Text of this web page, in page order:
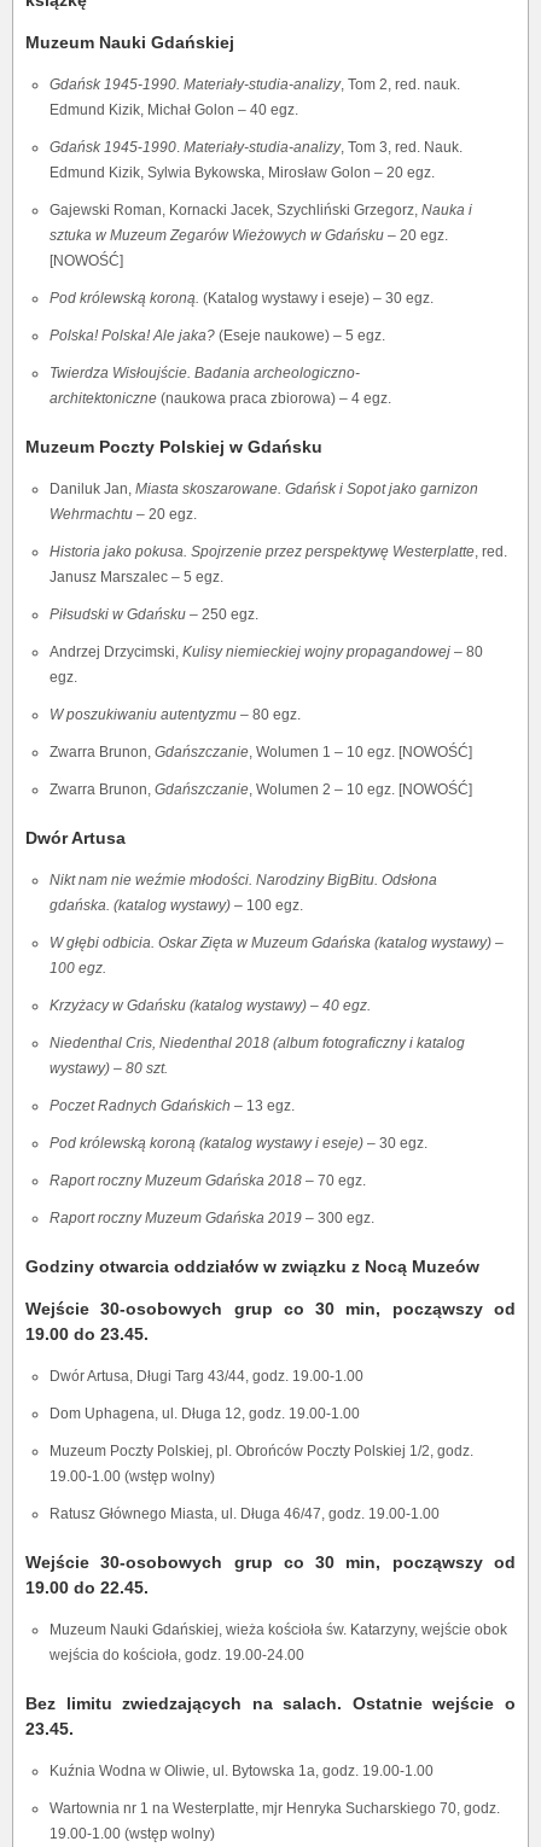
Muzeum Nauki Gdańskiej
Gdańsk 1945-1990. Materiały-studia-analizy, Tom 2, red. nauk.
Edmund Kizik, Michał Golon – 40 egz.
Gdańsk 1945-1990. Materiały-studia-analizy, Tom 3, red. Nauk.
Edmund Kizik, Sylwia Bykowska, Mirosław Golon – 20 egz.
Gajewski Roman, Kornacki Jacek, Szychliński Grzegorz, Nauka i
sztuka w Muzeum Zegarów Wieżowych w Gdańsku – 20 egz.
[NOWOŚĆ]
Pod królewską koroną. (Katalog wystawy i eseje) – 30 egz.
Polska! Polska! Ale jaka? (Eseje naukowe) – 5 egz.
Twierdza Wisłoujście. Badania archeologiczno-
architektoniczne (naukowa praca zbiorowa) – 4 egz.
Muzeum Poczty Polskiej w Gdańsku
Daniluk Jan, Miasta skoszarowane. Gdańsk i Sopot jako garnizon
Wehrmachtu – 20 egz.
Historia jako pokusa. Spojrzenie przez perspektywę Westerplatte, red.
Janusz Marszalec – 5 egz.
Piłsudski w Gdańsku – 250 egz.
Andrzej Drzycimski, Kulisy niemieckiej wojny propagandowej – 80
egz.
W poszukiwaniu autentyzmu – 80 egz.
Zwarra Brunon, Gdańszczanie, Wolumen 1 – 10 egz. [NOWOŚĆ]
Zwarra Brunon, Gdańszczanie, Wolumen 2 – 10 egz. [NOWOŚĆ]
Dwór Artusa
Nikt nam nie weźmie młodości. Narodziny BigBitu. Odsłona
gdańska. (katalog wystawy) – 100 egz.
W głębi odbicia. Oskar Zięta w Muzeum Gdańska (katalog wystawy) –
100 egz.
Krzyżacy w Gdańsku (katalog wystawy) – 40 egz.
Niedenthal Cris, Niedenthal 2018 (album fotograficzny i katalog
wystawy) – 80 szt.
Poczet Radnych Gdańskich – 13 egz.
Pod królewską koroną (katalog wystawy i eseje) – 30 egz.
Raport roczny Muzeum Gdańska 2018 – 70 egz.
Raport roczny Muzeum Gdańska 2019 – 300 egz.
Godziny otwarcia oddziałów w związku z Nocą Muzeów
Wejście 30-osobowych grup co 30 min, począwszy od
19.00 do 23.45.
Dwór Artusa, Długi Targ 43/44, godz. 19.00-1.00
Dom Uphagena, ul. Długa 12, godz. 19.00-1.00
Muzeum Poczty Polskiej, pl. Obrońców Poczty Polskiej 1/2, godz.
19.00-1.00 (wstęp wolny)
Ratusz Głównego Miasta, ul. Długa 46/47, godz. 19.00-1.00
Wejście 30-osobowych grup co 30 min, począwszy od
19.00 do 22.45.
Muzeum Nauki Gdańskiej, wieża kościoła św. Katarzyny, wejście obok
wejścia do kościoła, godz. 19.00-24.00
Bez limitu zwiedzających na salach. Ostatnie wejście o
23.45.
Kuźnia Wodna w Oliwie, ul. Bytowska 1a, godz. 19.00-1.00
Wartownia nr 1 na Westerplatte, mjr Henryka Sucharskiego 70, godz.
19.00-1.00 (wstęp wolny)